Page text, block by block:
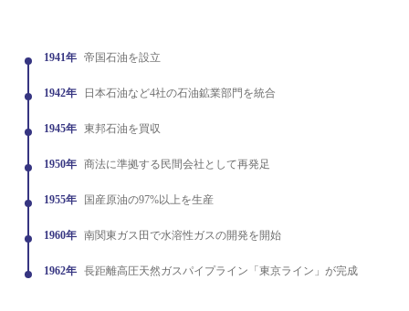
1941年 帝国石油を設立
1942年 日本石油など4社の石油鉱業部門を統合
1945年 東邦石油を買収
1950年 商法に準拠する民間会社として再発足
1955年 国産原油の97%以上を生産
1960年 南関東ガス田で水溶性ガスの開発を開始
1962年 長距離高圧天然ガスパイプライン「東京ライン」が完成